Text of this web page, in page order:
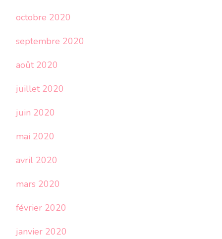
octobre 2020
septembre 2020
août 2020
juillet 2020
juin 2020
mai 2020
avril 2020
mars 2020
février 2020
janvier 2020